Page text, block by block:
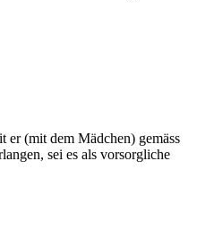
er (mit dem Mädchen) gemäss
sei es als vorsorgliche